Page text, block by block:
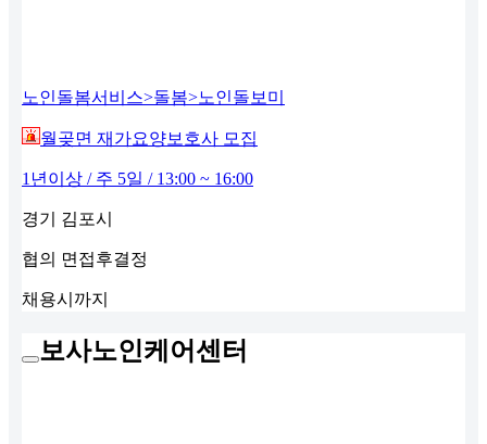
노인돌봄서비스>돌봄>노인돌보미
월곶면 재가요양보호사 모집
1년이상 / 주 5일 / 13:00 ~ 16:00
경기 김포시
협의 면접후결정
채용시까지
보사노인케어센터